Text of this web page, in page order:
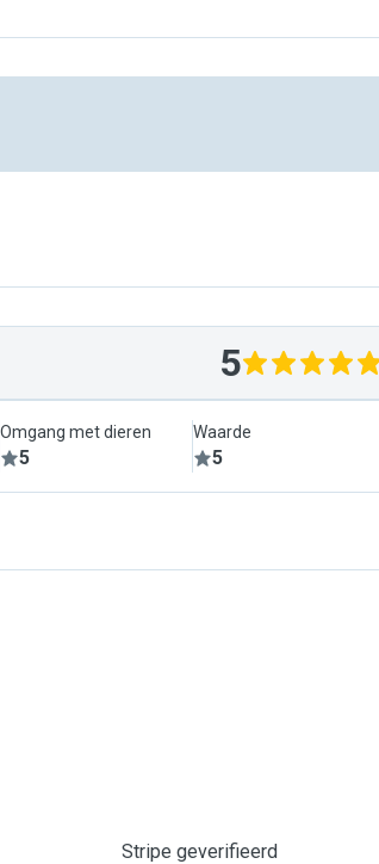
5
Omgang met dieren
5
Waarde
5
Stripe geverifieerd